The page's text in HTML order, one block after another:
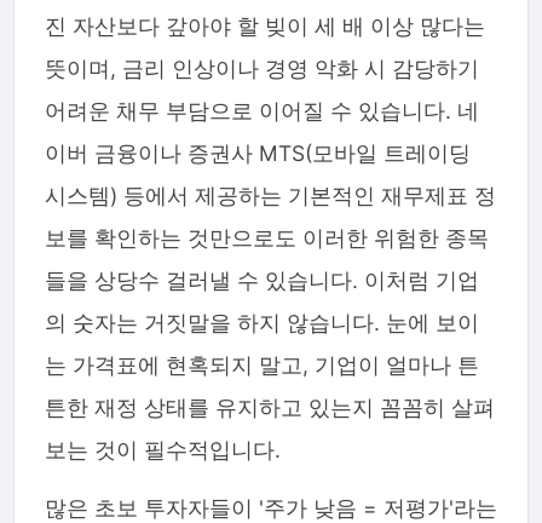
진 자산보다 갚아야 할 빚이 세 배 이상 많다는
뜻이며, 금리 인상이나 경영 악화 시 감당하기
어려운 채무 부담으로 이어질 수 있습니다. 네
이버 금융이나 증권사 MTS(모바일 트레이딩
시스템) 등에서 제공하는 기본적인 재무제표 정
보를 확인하는 것만으로도 이러한 위험한 종목
들을 상당수 걸러낼 수 있습니다. 이처럼 기업
의 숫자는 거짓말을 하지 않습니다. 눈에 보이
는 가격표에 현혹되지 말고, 기업이 얼마나 튼
튼한 재정 상태를 유지하고 있는지 꼼꼼히 살펴
보는 것이 필수적입니다.
많은 초보 투자자들이 '주가 낮음 = 저평가'라는